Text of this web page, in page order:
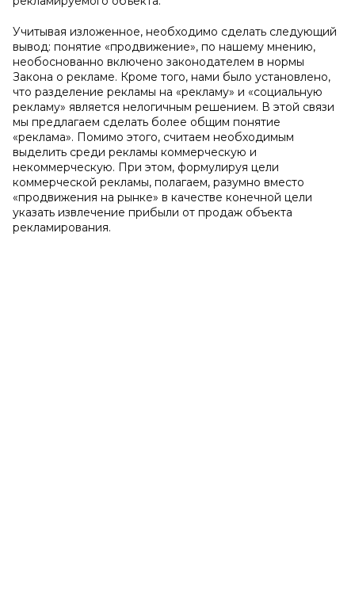
Учитывая изложенное, необходимо сделать следующий
вывод: понятие «продвижение», по нашему мнению,
необоснованно включено законодателем в нормы
Закона о рекламе. Кроме того, нами было установлено,
что разделение рекламы на «рекламу» и «социальную
рекламу» является нелогичным решением. В этой связи
мы предлагаем сделать более общим понятие
«реклама». Помимо этого, считаем необходимым
выделить среди рекламы коммерческую и
некоммерческую. При этом, формулируя цели
коммерческой рекламы, полагаем, разумно вместо
«продвижения на рынке» в качестве конечной цели
указать извлечение прибыли от продаж объекта
рекламирования.